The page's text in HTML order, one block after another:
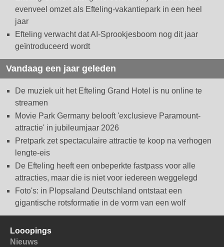
evenveel omzet als Efteling-vakantiepark in een heel
jaar
Efteling verwacht dat AI-Sprookjesboom nog dit jaar
geïntroduceerd wordt
Vandaag een jaar geleden
De muziek uit het Efteling Grand Hotel is nu online te
streamen
Movie Park Germany belooft 'exclusieve Paramount-
attractie' in jubileumjaar 2026
Pretpark zet spectaculaire attractie te koop na verhogen
lengte-eis
De Efteling heeft een onbeperkte fastpass voor alle
attracties, maar die is niet voor iedereen weggelegd
Foto's: in Plopsaland Deutschland ontstaat een
gigantische rotsformatie in de vorm van een wolf
Looopings
Nieuws